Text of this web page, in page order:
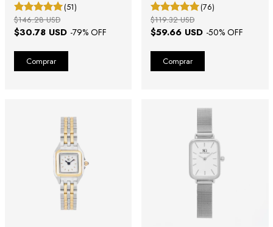
(51)
$30.78 USD -79% OFF
$146.28 USD
(76)
$59.66 USD -50% OFF
$119.32 USD